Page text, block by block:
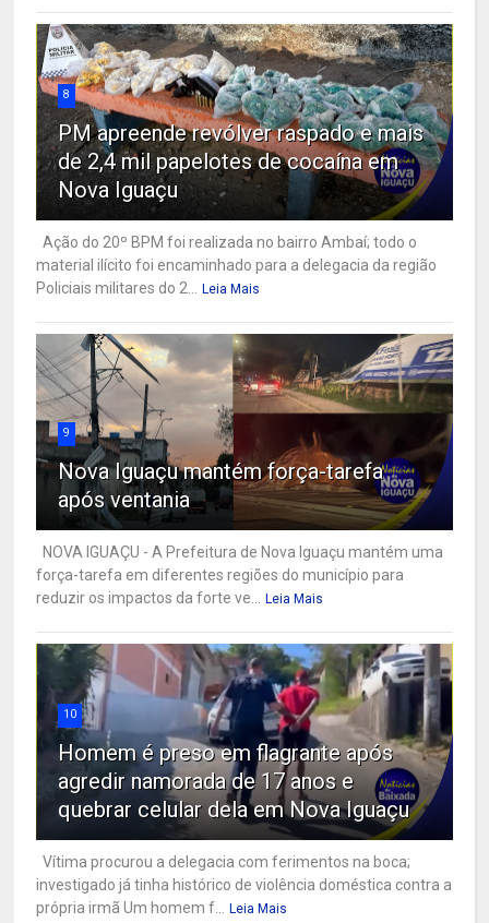
8
PM apreende revólver raspado e mais
de 2,4 mil papelotes de cocaína em
Nova Iguaçu
Ação do 20º BPM foi realizada no bairro Ambaí; todo o
material ilícito foi encaminhado para a delegacia da região
Policiais militares do 2...
Leia Mais
9
Nova Iguaçu mantém força-tarefa
após ventania
NOVA IGUAÇU - A Prefeitura de Nova Iguaçu mantém uma
força-tarefa em diferentes regiões do município para
reduzir os impactos da forte ve...
Leia Mais
10
Homem é preso em flagrante após
agredir namorada de 17 anos e
quebrar celular dela em Nova Iguaçu
Vítima procurou a delegacia com ferimentos na boca;
investigado já tinha histórico de violência doméstica contra a
própria irmã Um homem f...
Leia Mais